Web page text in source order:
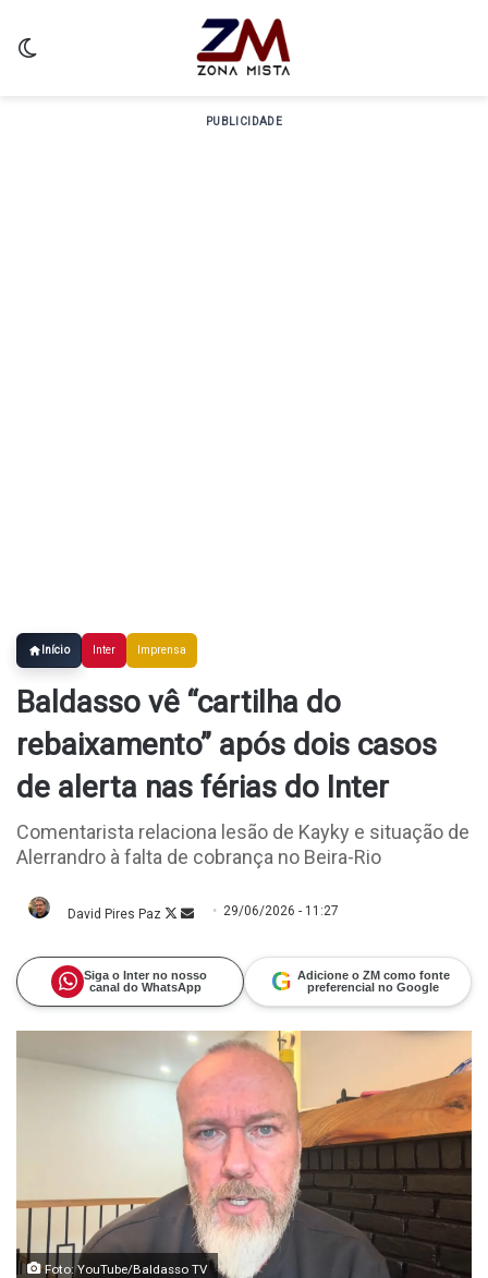
PUBLICIDADE
Início Inter Imprensa
Baldasso vê “cartilha do
rebaixamento” após dois casos
de alerta nas férias do Inter
Comentarista relaciona lesão de Kayky e situação de
Alerrandro à falta de cobrança no Beira-Rio
David Pires Paz FollowMande
29/06/2026 - 11:27
Siga o Inter no nosso
canal do WhatsApp
G Adicione o ZM como fonte
preferencial no Google
Foto: YouTube/Baldasso TV